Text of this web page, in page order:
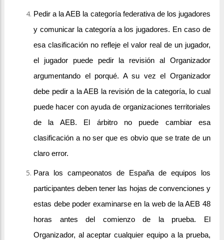
Pedir a la AEB la categoría federativa de los jugadores
y comunicar la categoría a los jugadores. En caso de
esa clasificación no refleje el valor real de un jugador,
el jugador puede pedir la revisión al Organizador
argumentando el porqué. A su vez el Organizador
debe pedir a la AEB la revisión de la categoría, lo cual
puede hacer con ayuda de organizaciones territoriales
de la AEB. El árbitro no puede cambiar esa
clasificación a no ser que es obvio que se trate de un
claro error.
Para los campeonatos de España de equipos los
participantes deben tener las hojas de convenciones y
estas debe poder examinarse en la web de la AEB 48
horas antes del comienzo de la prueba. El
Organizador, al aceptar cualquier equipo a la prueba,